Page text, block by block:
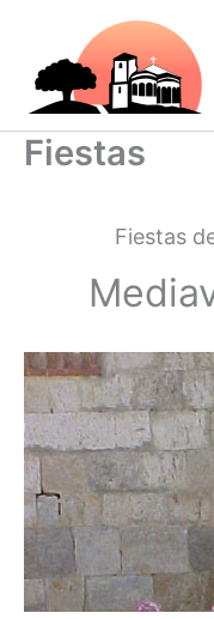
contenido
Fiestas
Fiestas